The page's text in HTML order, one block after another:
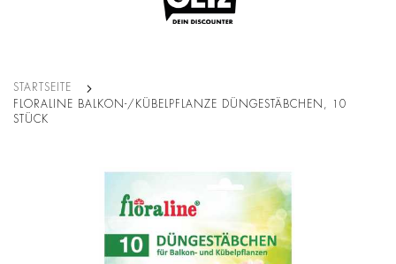
STARTSEITE
FLORALINE BALKON-/KÜBELPFLANZE DÜNGESTÄBCHEN, 10
STÜCK